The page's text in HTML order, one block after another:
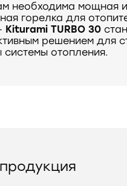
необходима мощная
горелка для
Kiturami TURBO 30
решением для
системы отопления.